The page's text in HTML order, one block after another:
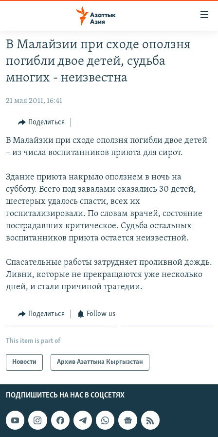
Вернуться
основному
содержанию
навигации
Вернутся
ЦЕНТРАЛЬНАЯ АЗИЯ
УЗБЕКИСТАН
ТАДЖИКИСТАН
НА ДРУГИХ ЯЗЫКАХ
ҚАЗАҚША
КЫРГЫЗЧА
ЎЗБЕКЧА
ТОҶИКӢ
TÜRKMENÇE
Все сайты РСЕ/РС
В Малайзии при сходе оползня
погибли двое детей, судьба
многих - неизвестна
21 мая 2011, 16:41
Поделиться
В Малайзии при сходе оползня погибли двое детей
– из числа воспитанников приюта для сирот.
Здание приюта накрыло оползнем в ночь на
субботу. Всего под завалами оказались 30 детей,
шестерых удалось спасти, всех их
госпитализировали. По словам врачей, состояние
пострадавших критическое. Судьба остальных
воспитанников приюта остается неизвестной.
Спасательные работы затрудняет проливной дождь.
Ливни, которые не прекращаются уже несколько
дней, и стали причиной трагедии.
Поделиться Follow us
This item is part of
Новости Архив Азаттыка Кыргызстан
ПОДПИШИТЕСЬ НА НАС В СОЦСЕТЯХ